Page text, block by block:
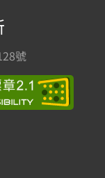
號
：(02)2785-